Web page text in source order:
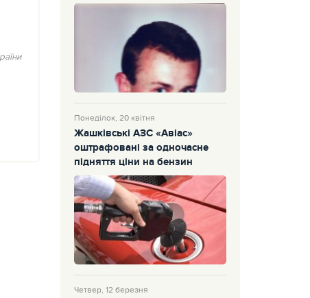
Понеділок, 20 квітня
Жашківські АЗС «Авіас»
оштрафовані за одночасне
підняття ціни на бензин
Четвер, 12 березня